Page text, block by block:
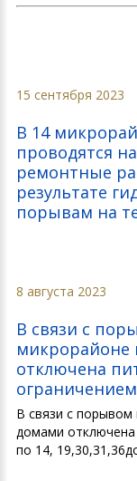
15 сентября 2023
В 14
проводятся
ремонтные
результате
порывам на
8 августа 2023
В связи с
микрорайоне
отключена
В связи с
домами отключена
по 14,